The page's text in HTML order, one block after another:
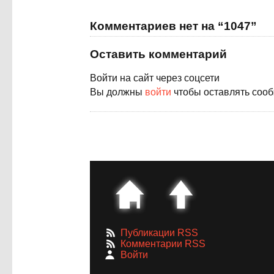
Комментариев нет на “1047”
Оставить комментарий
Войти на сайт через соцсети
Вы должны войти чтобы оставлять
Публикации RSS
Комментарии RSS
Войти